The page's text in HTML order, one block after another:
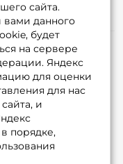
сайта.
данного
будет
на сервере
Яндекс
для оценки
для нас
и
порядке,